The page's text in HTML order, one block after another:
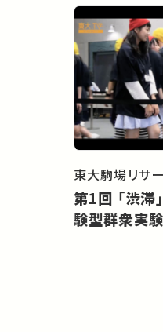
東大駒場リサ
第1回 「渋滞」を体験せよ！？：体
験型群衆実験